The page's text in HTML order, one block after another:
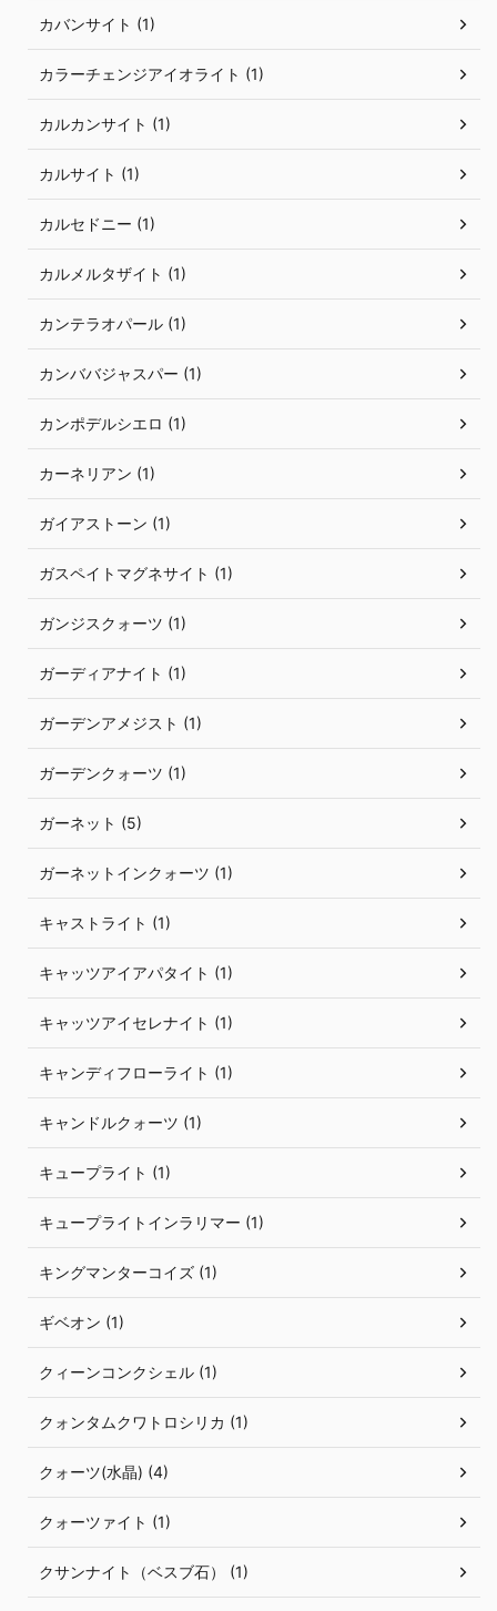
カバンサイト (1)
カラーチェンジアイオライト (1)
カルカンサイト (1)
カルサイト (1)
カルセドニー (1)
カルメルタザイト (1)
カンテラオパール (1)
カンババジャスパー (1)
カンポデルシエロ (1)
カーネリアン (1)
ガイアストーン (1)
ガスペイトマグネサイト (1)
ガンジスクォーツ (1)
ガーディアナイト (1)
ガーデンアメジスト (1)
ガーデンクォーツ (1)
ガーネット (5)
ガーネットインクォーツ (1)
キャストライト (1)
キャッツアイアパタイト (1)
キャッツアイセレナイト (1)
キャンディフローライト (1)
キャンドルクォーツ (1)
キュープライト (1)
キュープライトインラリマー (1)
キングマンターコイズ (1)
ギベオン (1)
クィーンコンクシェル (1)
クォンタムクワトロシリカ (1)
クォーツ(水晶) (4)
クォーツァイト (1)
クサンナイト（ベスブ石） (1)